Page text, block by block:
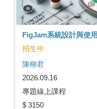
FigJam系統設計與使
招生中
陳柳君
2026.09.16
專題線上課程
$ 3150